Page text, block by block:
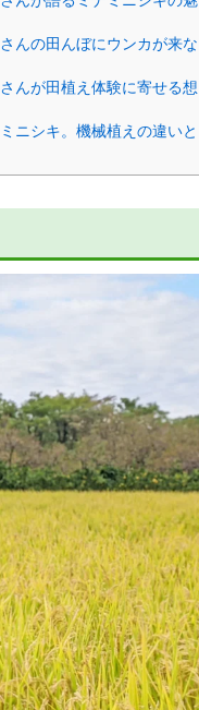
んの田んぼにウンカが来な
んが田植え体験に寄せる想
ニシキ。機械植えの違いと